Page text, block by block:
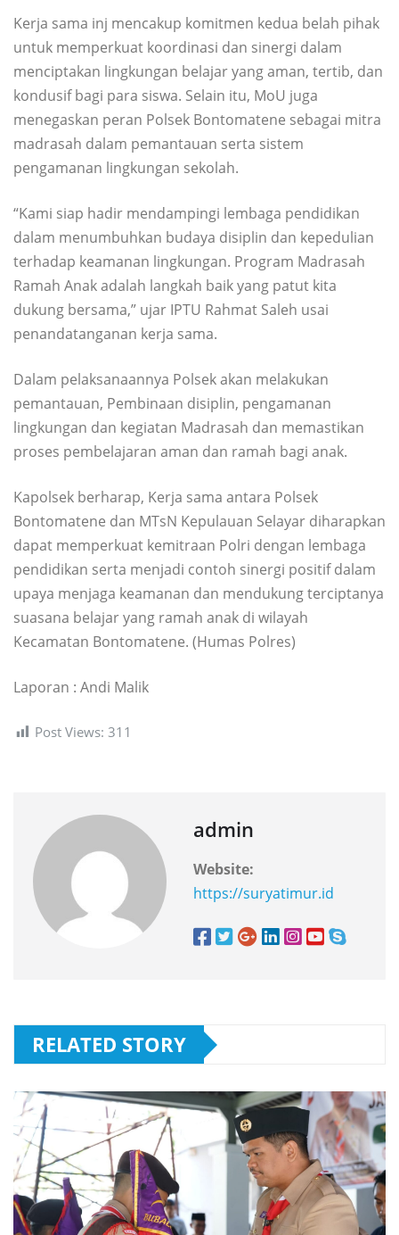
Kerja sama inj mencakup komitmen kedua belah pihak
untuk memperkuat koordinasi dan sinergi dalam
menciptakan lingkungan belajar yang aman, tertib, dan
kondusif bagi para siswa. Selain itu, MoU juga
menegaskan peran Polsek Bontomatene sebagai mitra
madrasah dalam pemantauan serta sistem
pengamanan lingkungan sekolah.
“Kami siap hadir mendampingi lembaga pendidikan
dalam menumbuhkan budaya disiplin dan kepedulian
terhadap keamanan lingkungan. Program Madrasah
Ramah Anak adalah langkah baik yang patut kita
dukung bersama,” ujar IPTU Rahmat Saleh usai
penandatanganan kerja sama.
Dalam pelaksanaannya Polsek akan melakukan
pemantauan, Pembinaan disiplin, pengamanan
lingkungan dan kegiatan Madrasah dan memastikan
proses pembelajaran aman dan ramah bagi anak.
Kapolsek berharap, Kerja sama antara Polsek
Bontomatene dan MTsN Kepulauan Selayar diharapkan
dapat memperkuat kemitraan Polri dengan lembaga
pendidikan serta menjadi contoh sinergi positif dalam
upaya menjaga keamanan dan mendukung terciptanya
suasana belajar yang ramah anak di wilayah
Kecamatan Bontomatene. (Humas Polres)
Laporan : Andi Malik
Post Views: 311
admin
Website:
https://suryatimur.id
RELATED STORY